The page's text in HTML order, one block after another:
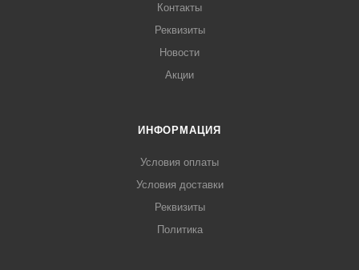
Контакты
Реквизиты
Новости
Акции
ИНФОРМАЦИЯ
Условия оплаты
Условия доставки
Реквизиты
Политика